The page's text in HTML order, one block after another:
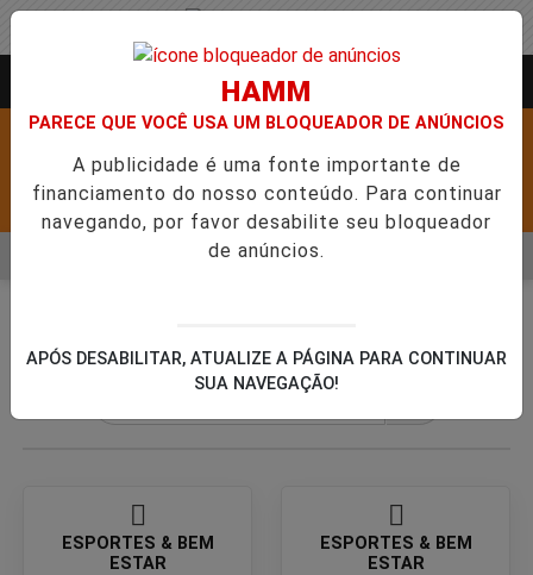
Pesquisar Notícia
ABRE 5,1 MIL NOVAS VAGAS DO ALUGUEL SOCIAL EM 40
/GUIA COMERCIAL ESPORTES & BEM ESTAR
ESPORTES & BEM
ESTAR
ESPORTES & BEM
ESTAR
HAMM
PARECE QUE VOCÊ USA UM BLOQUEADOR DE ANÚNCIOS
A publicidade é uma fonte importante de
financiamento do nosso conteúdo. Para continuar
navegando, por favor desabilite seu bloqueador
de anúncios.
APÓS DESABILITAR, ATUALIZE A PÁGINA PARA CONTINUAR
SUA NAVEGAÇÃO!